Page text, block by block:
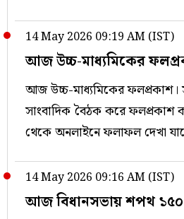
14 May 2026 09:19 AM (IST)
আজ উচ্চ-মাধ্যমিকের
আজ উচ্চ-মাধ্যমিকের ফলপ্রকাশ।
সাংবাদিক বৈঠক করে ফলপ্রকাশ
থেকে অনলাইনে ফলাফল দেখা
14 May 2026 09:16 AM (IST)
আজ বিধানসভায় শপথ ১৫০